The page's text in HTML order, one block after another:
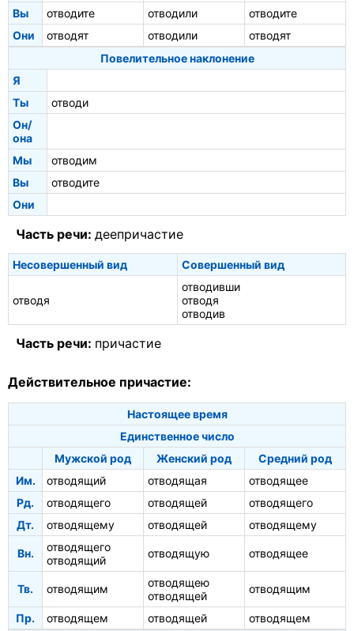
Вы
отводите отводили
отводите
Они
отводят отводили
отводят
Повелительное наклонение
Я
Ты
отводи
Он/
она
Мы
отводим
Вы
отводите
Они
Часть речи: деепричастие
Несовершенный вид Совершенный вид
отводя
отводивши
отводя
отводив
Часть речи: причастие
Действительное причастие:
Настоящее время
Единственное число
Мужской род
Женский род
Средний род
Им.
отводящий отводящая
отводящее
Рд.
отводящего отводящей
отводящего
Дт.
отводящему отводящей отводящему
Вн.
отводящего
отводящий
отводящую отводящее
Тв. отводящим
отводящею
отводящей
отводящим
Пр. отводящем отводящей
отводящем